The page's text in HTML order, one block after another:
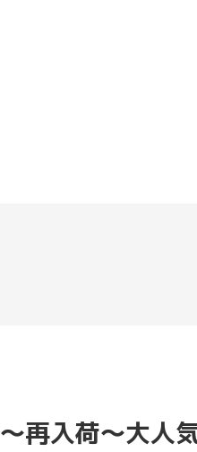
〜再入荷〜大人